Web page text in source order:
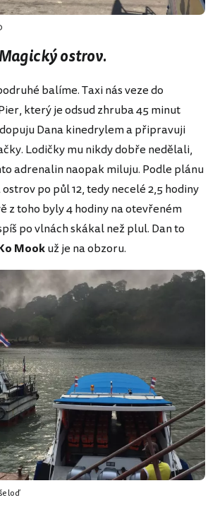
ostrov.
balíme. Taxi nás veze do
který je odsud zhruba 45 minut
Dana kinedrylem a připravuji
Lodičky mu nikdy dobře nedělali,
adrenalin naopak miluju. Podle plánu
po půl 12, tedy necelé 2,5 hodiny
z toho byly 4 hodiny na otevřeném
po vlnách skákal než plul. Dan to
Mookuž je na obzoru.
loď